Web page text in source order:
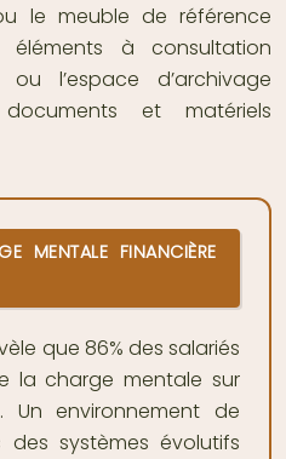
le meuble de référence
éléments à consultation
ou l’espace d’archivage
et matériels
MENTALE FINANCIÈRE
que 86% des salariés
la charge mentale sur
Un environnement de
systèmes évolutifs